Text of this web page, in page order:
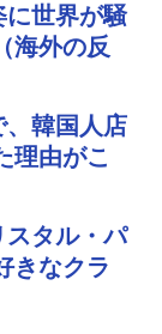
に世界が騒
海外の反
、韓国人店
理由がこ
スタル・パ
きなクラ